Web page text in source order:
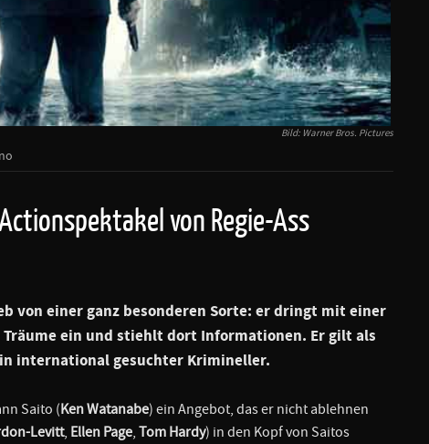
Bild: Warner Bros. Pictures
von Regie-Ass
von einer ganz besonderen Sorte: er dringt mit einer
ein und stiehlt dort Informationen. Er gilt als
international gesuchter Krimineller.
Saito (Ken Watanabe) ein Angebot, das er nicht ablehnen
Levitt, Ellen Page, Tom Hardy) in den Kopf von Saitos